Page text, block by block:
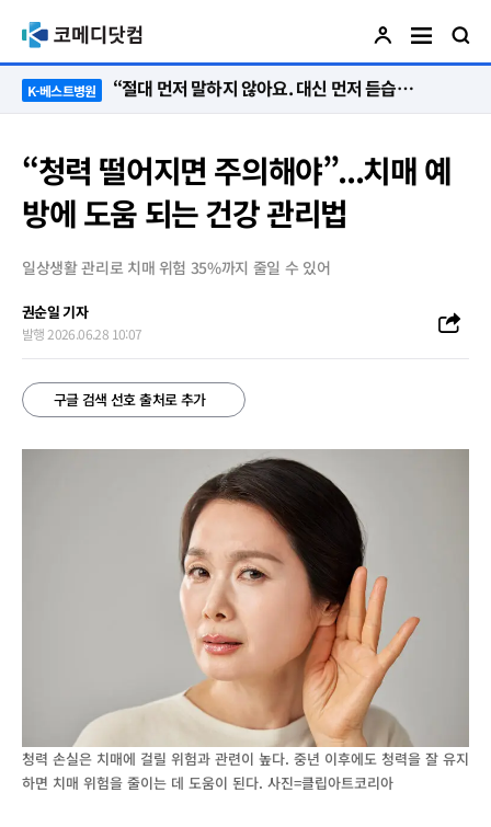
K-베스트병원 “절대 먼저 말하지 않아요. 대신 먼저 듣습니다”
“청력 떨어지면 주의해야”...치매 예
방에 도움 되는 건강 관리법
일상생활 관리로 치매 위험 35%까지 줄일 수 있어
권순일 기자
발행 2026.06.28 10:07
구글 검색 선호 출처로 추가
청력 손실은 치매에 걸릴 위험과 관련이 높다. 중년 이후에도 청력을 잘 유지
하면 치매 위험을 줄이는 데 도움이 된다. 사진=클립아트코리아